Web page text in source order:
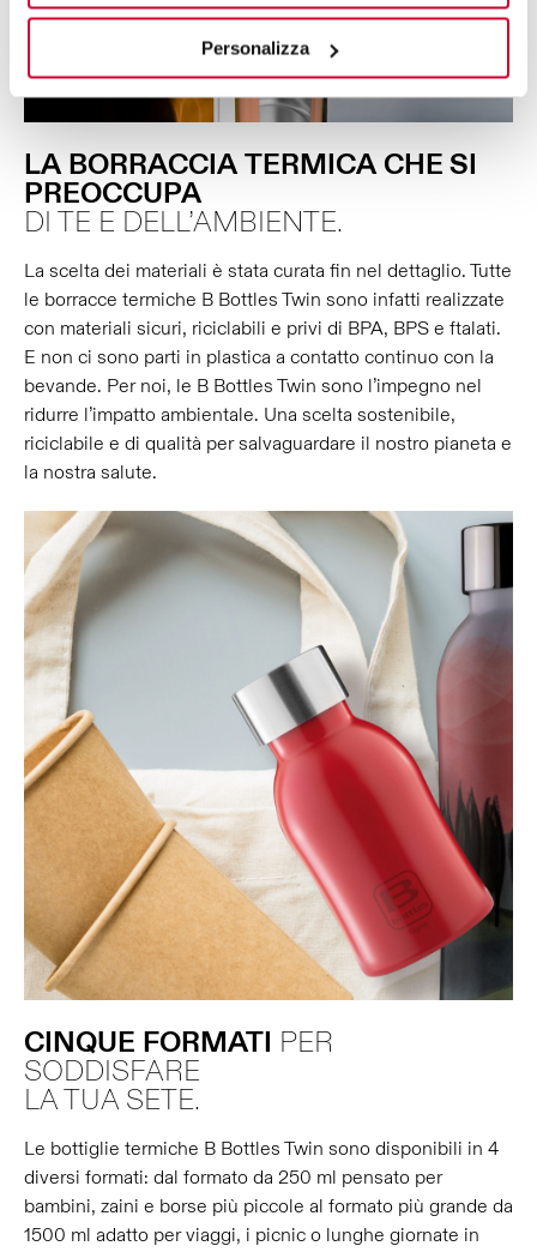
Personalizza
LA BORRACCIA TERMICA CHE SI
PREOCCUPA
DI TE E DELL’AMBIENTE.
La scelta dei materiali è stata curata fin nel dettaglio. Tutte
le borracce termiche B Bottles Twin sono infatti realizzate
con materiali sicuri, riciclabili e privi di BPA, BPS e ftalati.
E non ci sono parti in plastica a contatto continuo con la
bevande. Per noi, le B Bottles Twin sono l’impegno nel
ridurre l’impatto ambientale. Una scelta sostenibile,
riciclabile e di qualità per salvaguardare il nostro pianeta e
la nostra salute.
CINQUE FORMATI PER
SODDISFARE
LA TUA SETE.
Le bottiglie termiche B Bottles Twin sono disponibili in 4
diversi formati: dal formato da 250 ml pensato per
bambini, zaini e borse più piccole al formato più grande da
1500 ml adatto per viaggi, i picnic o lunghe giornate in